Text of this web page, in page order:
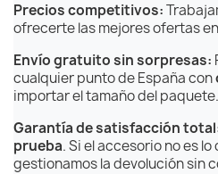
Precios competitivos:
ofrecerte las mejores ofertas
Envío gratuito sin sorpresas:
cualquier punto de España con
importar el tamaño del paquete.
Garantía de satisfacción
prueba. Si el accesorio no es
gestionamos la devolución sin